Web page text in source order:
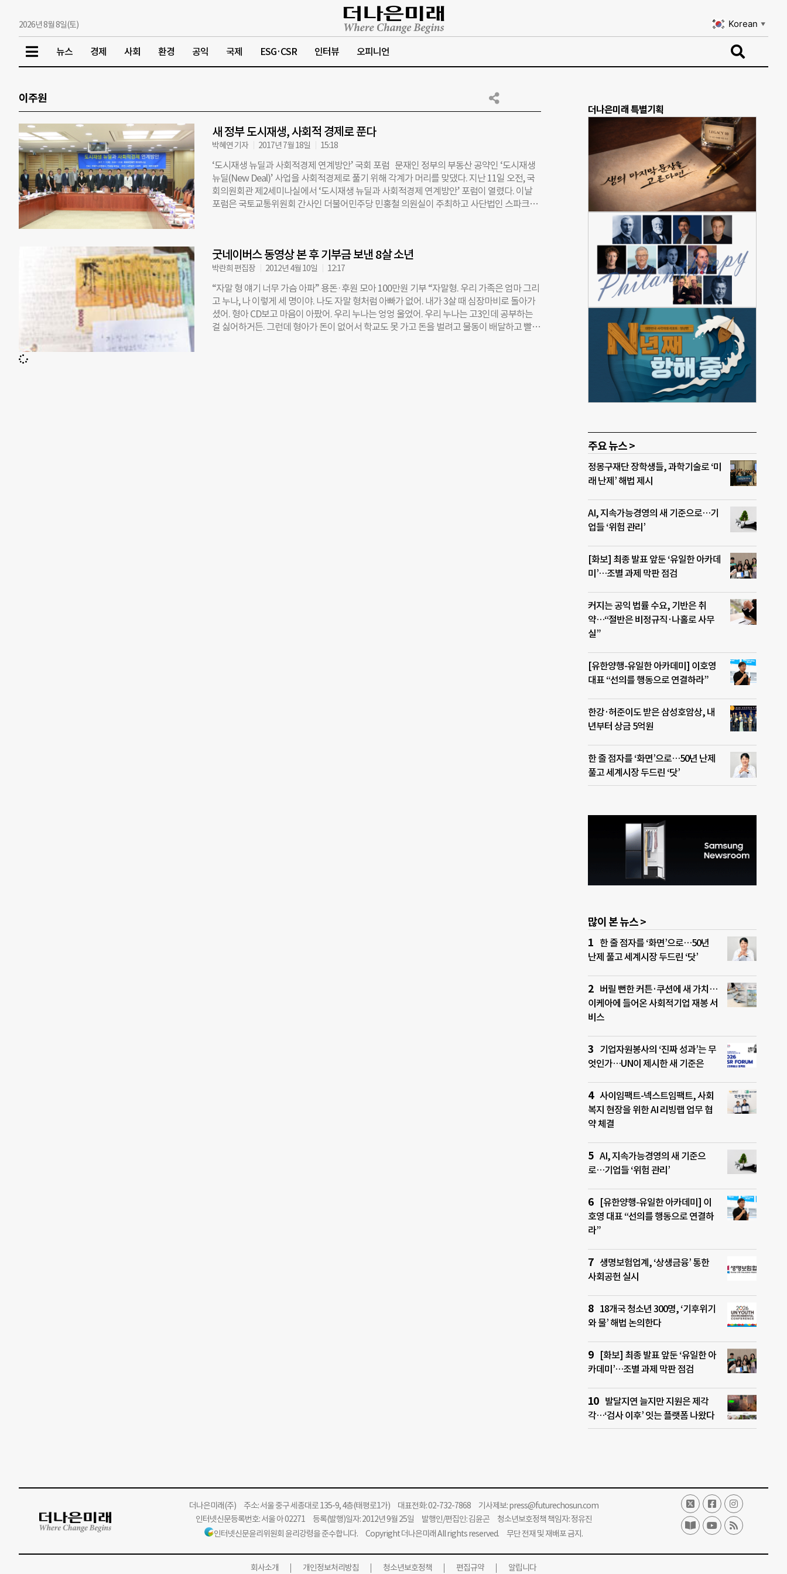
2026년 8월 8일(토) Korean ▼
뉴스 경제 사회 환경 공익 국제 ESG·CSR 인터뷰 오피니언
이주원
새 정부 도시재생, 사회적 경제로 푼다
박혜연 기자 2017년 7월 18일 15:18
‘도시재생 뉴딜과 사회적경제 연계방안’ 국회 포럼 문재인 정부의 부동산 공약인 ‘도시재생
뉴딜(New Deal)’ 사업을 사회적경제로 풀기 위해 각계가 머리를 맞댔다. 지난 11일 오전, 국
회의원회관 제2세미나실에서 ‘도시재생 뉴딜과 사회적경제 연계방안’ 포럼이 열렸다. 이날
포럼은 국토교통위원회 간사인 더불어민주당 민홍철 의원실이 주최하고 사단법인 스파크의
별한 확장, 주거환경 노후화 등으로 쇠퇴하는 도시를 지역 역량 강화, 지역자원 활용 등을 통
해 활성화시키는 것을 말한다(도시재생 활성화 및 지원에 관한 특별법 제2조). 문재인 대통령
은 후보 시절 기존 도시재생 사업에 ‘일자리 창출(뉴딜)’을 더한 ‘도시재생 뉴딜’ 사업을 추진,
매년 100곳의 구도심과 노후주거지를 살리겠다고 공약한 바 있다. 역대 정부들이 재개발, 재
건축, 뉴타운 등 도시재생 정책을 추진해왔으나 주민이 체감할 수 있는 가시적 성과를 거두는
데는 실패했다는 것이 공통적인 평가. 이에 현 정부는 지속가능한 도시재생을 위해 사회적 경
제 등 외부조직을 참여시킬 계획을 세우는 것으로 알려졌다. 1부는 조명래 단국대 도시계획·
굿네이버스 동영상 본 후 기부금 보낸 8살 소년
박란희 편집장 2012년 4월 10일 12:17
“자말 형 얘기 너무 가슴 아파” 용돈·후원 모아 100만원 기부 “자말형. 우리 가족은 엄마 그리
고 누나, 나 이렇게 세 명이야. 나도 자말 형처럼 아빠가 없어. 내가 3살 때 심장마비로 돌아가
셨어. 형아 CD보고 마음이 아팠어. 우리 누나는 엉엉 울었어. 우리 누나는 고3인데 공부하는
걸 싫어하거든. 그런데 형아가 돈이 없어서 학교도 못 가고 돈을 벌려고 물동이 배달하고 빨래
더나은미래 특별기획
주요 뉴스 >
정몽구재단 장학생들, 과학기술로 ‘미
래 난제’ 해법 제시
AI, 지속가능경영의 새 기준으로…기
업들 ‘위험 관리’
[화보] 최종 발표 앞둔 ‘유일한 아카데
미’…조별 과제 막판 점검
커지는 공익 법률 수요, 기반은 취
약…“절반은 비정규직·나홀로 사무
실”
[유한양행-유일한 아카데미] 이호영
대표 “선의를 행동으로 연결하라”
한강·허준이도 받은 삼성호암상, 내
년부터 상금 5억원
한 줄 점자를 ‘화면’으로…50년 난제
풀고 세계시장 두드린 ‘닷’
많이 본 뉴스 >
한 줄 점자를 ‘화면’으로…50년
난제 풀고 세계시장 두드린 ‘닷’
버릴 뻔한 커튼·쿠션에 새 가치…
이케아에 들어온 사회적기업 재봉 서
비스
기업자원봉사의 ‘진짜 성과’는 무
엇인가…UN이 제시한 새 기준은
사이임팩트-넥스트임팩트, 사회
복지 현장을 위한 AI 리빙랩 업무 협
약 체결
AI, 지속가능경영의 새 기준으
로…기업들 ‘위험 관리’
[유한양행-유일한 아카데미] 이
호영 대표 “선의를 행동으로 연결하
라”
생명보험업계, ‘상생금융’ 통한
사회공헌 실시
18개국 청소년 300명, ‘기후위기
와 물’ 해법 논의한다
[화보] 최종 발표 앞둔 ‘유일한 아
카데미’…조별 과제 막판 점검
발달지연 늘지만 지원은 제각
각…‘검사 이후’ 잇는 플랫폼 나왔다
더나은미래(주)주소: 서울 중구 세종대로 135-9, 4층(태평로1가) 대표전화: 02-732-7868 기사제보:press@futurechosun.com
인터넷신문등록번호: 서울 아 02271 등록(발행)일자: 2012년 9월 25일 발행인/편집인: 김윤곤 청소년보호정책 책임자: 정유진
인터넷신문윤리위원회 윤리강령을 준수합니다. Copyright 더나은미래 All rights reserved. 무단 전재 및 재배포 금지.
회사소개 개인정보처리방침 청소년보호정책 편집규약 알립니다